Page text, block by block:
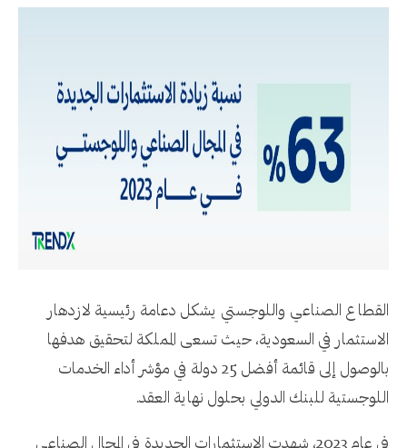
القطاع الصناعي واللوجستي يشكل دعامة رئيسية لازدهار
الاستثمار في السعودية، حيث تسعى المملكة لتحقيق هدفها
بالوصول إلى قائمة أفضل 25 دولة في مؤشر أداء الخدمات
اللوجستية للبنك الدولي بحلول نهاية العقد.
في عام 2023، شهدت الاستثمارات الجديدة في المجال الصناعي